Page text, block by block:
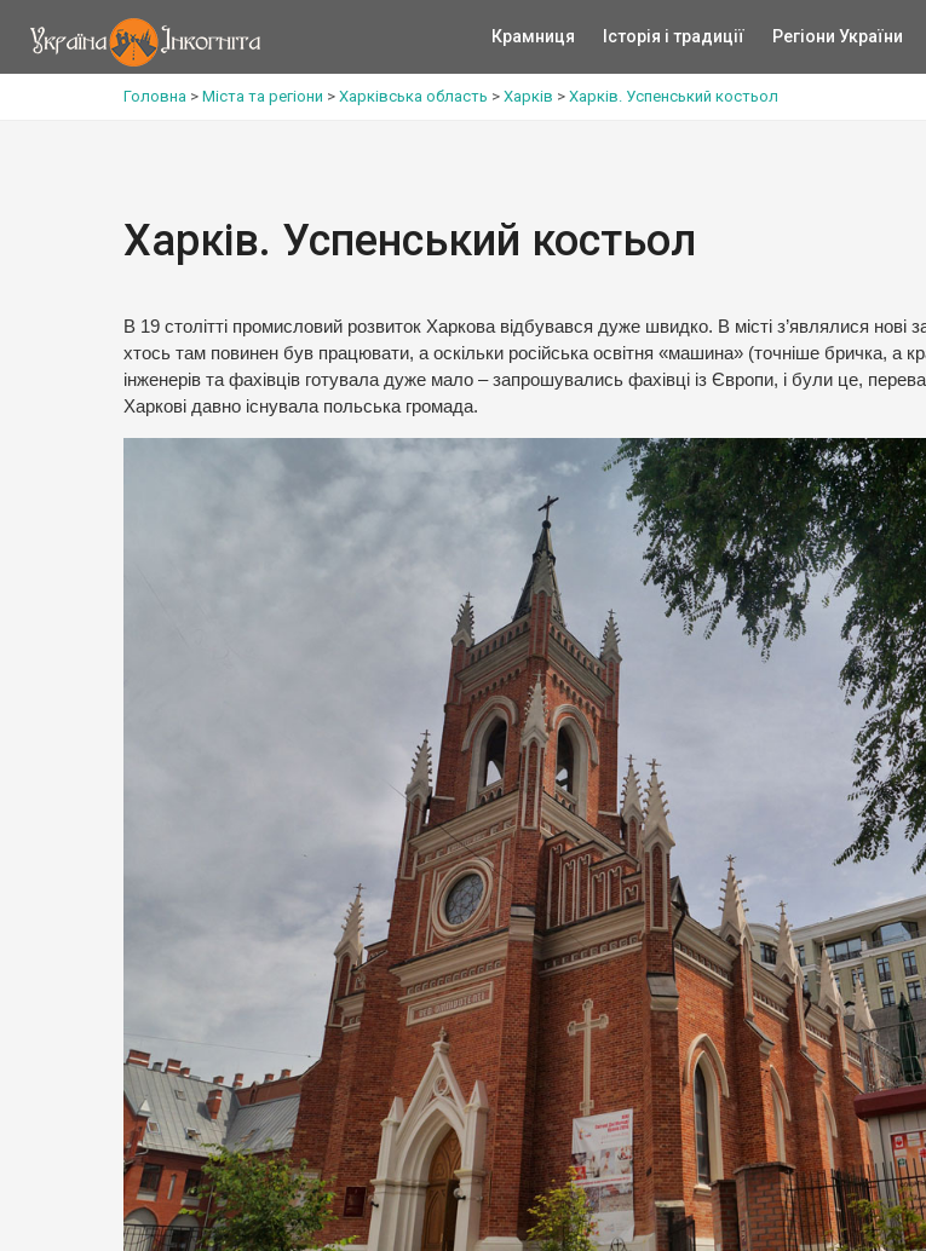
Крамниця Історія і традиції Регіони України
Головна > Міста та регіони > Харківська область > Харків > Харків. Успенський костьол
Харків. Успенський костьол
В 19 столітті промисловий розвиток Харкова відбувався дуже швидко. В місті з’являлися нові
хтось там повинен був працювати, а оскільки російська освітня «машина» (точніше бричка, а
інженерів та фахівців готувала дуже мало – запрошувались фахівці із Європи, і були це,
Харкові давно існувала польська громада.